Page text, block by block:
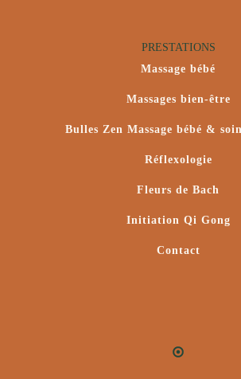
PRESTATIONS
Massage bébé
Massages bien-être
Bulles Zen Massage bébé &
Réflexologie
Fleurs de Bach
Initiation Qi Gong
Contact